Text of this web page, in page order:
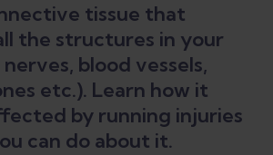
tissue that
the structures in your
blood vessels,
etc.). Learn how it
by running injuries
can do about it.